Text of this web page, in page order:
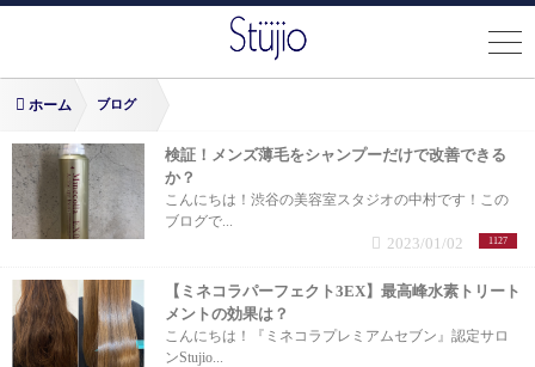
ホーム ブログ
検証！メンズ薄毛をシャンプーだけで改善できる
か？
こんにちは！渋谷の美容室スタジオの中村です！この
ブログで...
1127
2023/01/02
【ミネコラパーフェクト3EX】最高峰水素トリート
メントの効果は？
こんにちは！『ミネコラプレミアムセブン』認定サロ
ンStujio...